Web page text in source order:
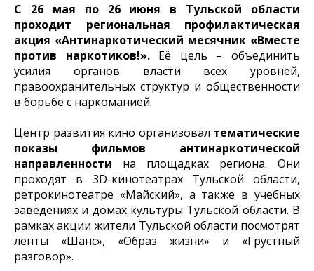
C 26 мая по 26 июня в Тульской области
проходит региональная профилактическая
акция «Антинаркотический месячник «Вместе
против наркотиков!».Её цель – объединить
усилия органов власти всех уровней,
правоохранительных структур и общественности
в борьбе с наркоманией.
Центр развития кино организовал тематические
показы фильмов антинаркотической
направленности на площадках региона. Они
проходят в 3D-кинотеатрах Тульской области,
ретрокинотеатре «Майский», а также в учебных
заведениях и домах культуры Тульской области. В
рамках акции жители Тульской области посмотрят
ленты «Шанс», «Образ жизни» и «Грустный
разговор».